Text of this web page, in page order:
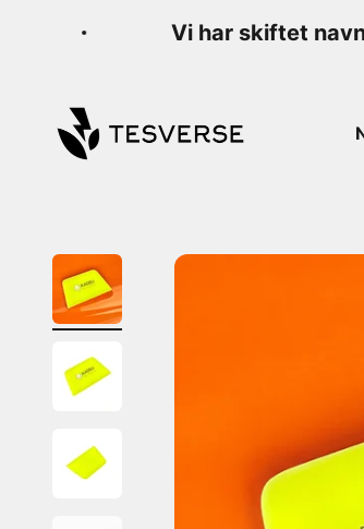
Vi har skiftet
Tesverse